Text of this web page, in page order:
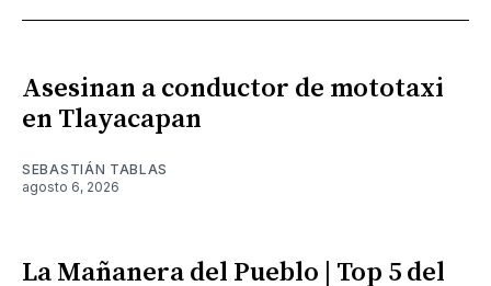
Asesinan a conductor de mototaxi
en Tlayacapan
SEBASTIÁN TABLAS
agosto 6, 2026
La Mañanera del Pueblo | Top 5 del